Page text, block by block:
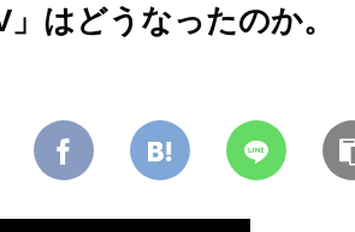
はどうなったのか。